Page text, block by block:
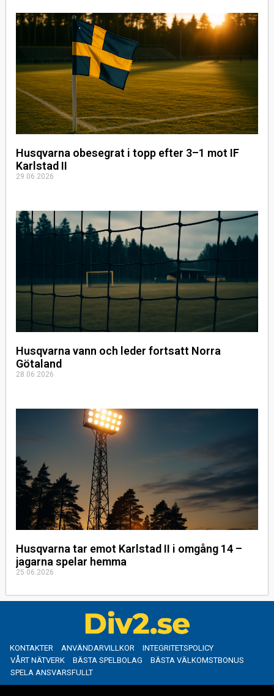
Husqvarna obesegrat i topp efter 3–1 mot IF
Karlstad II
29.06.2026
Husqvarna vann och leder fortsatt Norra
Götaland
28.06.2026
Husqvarna tar emot Karlstad II i omgång 14 –
jagarna spelar hemma
25.06.2026
KONTAKTER ANVÄNDARVILLKOR
INTEGRITETSPOLICY
VÅRT NÄTVERK
BÄSTA SPELBOLAG
BÄSTA VÄLKOMSTBONUS
SPELA ANSVARSFULLT